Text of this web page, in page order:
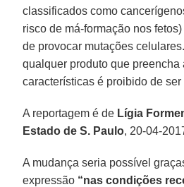
classificados como
risco de má-formação nos
de provocar mutações
qualquer produto que preencha
características é proibido de
A reportagem é de Lígia
Estado de S. Paulo, 20-04-
A mudança seria possível
expressão “nas condições